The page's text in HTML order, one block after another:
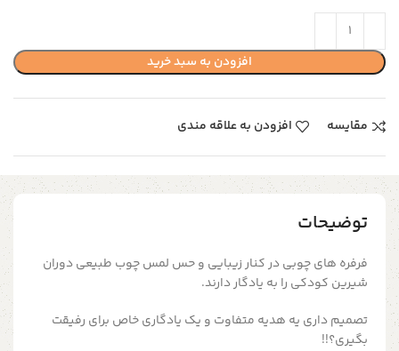
افزودن به سبد خرید
مقایسه افزودن به علاقه مندی
توضیحات
فرفره های چوبی در کنار زیبایی و حس لمس چوب طبیعی دوران
شیرین کودکی را به یادگار دارند.
تصمیم داری یه هدیه متفاوت و یک یادگاری خاص برای رفیقت
بگیری؟!!